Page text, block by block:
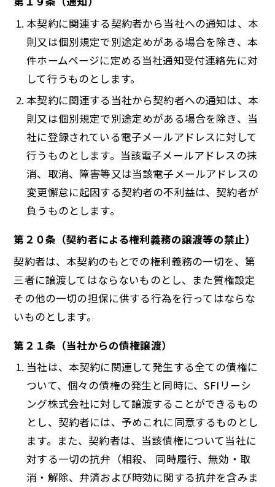
本契約に関連する契約者から当社への通知は、本
則又は個別規定で別途定めがある場合を除き、本
件ホームページに定める当社通知受付連絡先に対
して行うものとします。
本契約に関連する当社から契約者への通知は、本
則又は個別規定で別途定めがある場合を除き、当
社に登録されている電子メールアドレスに対して
行うものとします。当該電子メールアドレスの抹
消、取消、障害等又は当該電子メールアドレスの
変更懈怠に起因する契約者の不利益は、契約者が
負うものとします。
第２０条（契約者による権利義務の譲渡等の禁止）
契約者は、本契約のもとでの権利義務の一切を、第
三者に譲渡してはならないものとし、また質権設定
その他の一切の担保に供する行為を行ってはならな
いものとします。
第２１条（当社からの債権譲渡）
当社は、本契約に関連して発生する全ての債権に
ついて、個々の債権の発生と同時に、SFIリーシ
ング株式会社に対して譲渡することができるもの
とし、契約者には、予めこれに同意するものとし
ます。また、契約者は、当該債権について当社に
対する一切の抗弁（相殺、 同時履行、無効・取
消・解除、弁済および時効に関する抗弁を含みま